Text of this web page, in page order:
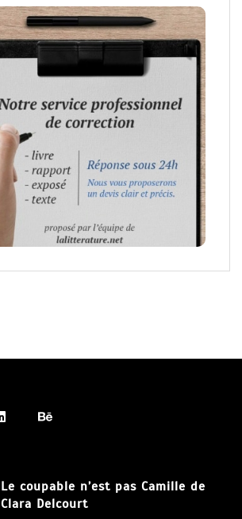
Le coupable n’est pas Camille de
Clara Delcourt